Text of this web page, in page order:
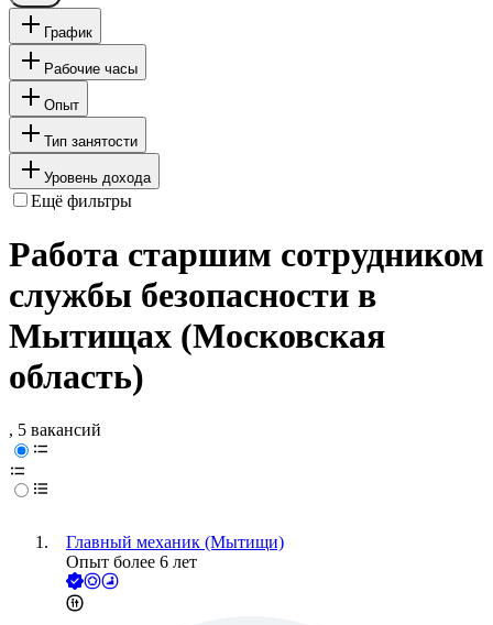
График
Рабочие часы
Опыт
Тип занятости
Уровень дохода
Ещё фильтры
Работа старшим сотрудником
службы безопасности в
Мытищах (Московская
область)
, 5 вакансий
Главный механик (Мытищи)
Опыт более 6 лет